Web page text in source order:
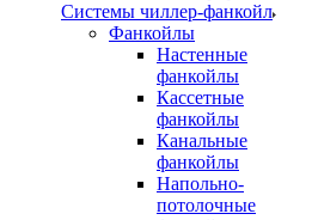
Системы чиллер-фанкойл
Фанкойлы
Настенные
фанкойлы
Кассетные
фанкойлы
Канальные
фанкойлы
Напольно-
потолочные